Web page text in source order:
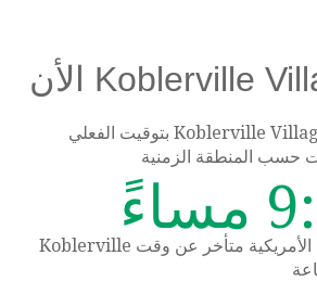
كم الساعة الان في Koblerville Village بتوقيت الفعلي
حسب المنطقة الزمنية
وقت الولايات المتحدة الأمريكية متأخر عن وقت Koblerville